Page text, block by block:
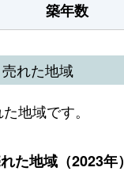
築年数
れた地域
地域です。
た地域（2023年）